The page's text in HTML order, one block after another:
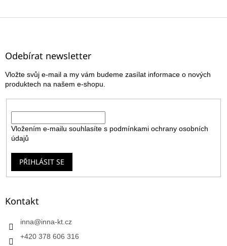
Z
Odebírat newsletter
Vložte svůj e-mail a my vám budeme zasílat informace o nových
produktech na našem e-shopu.
Vložením e-mailu souhlasíte s podmínkami ochrany osobních
údajů
PŘIHLÁSIT SE
Kontakt
inna@inna-kt.cz
+420 378 606 316